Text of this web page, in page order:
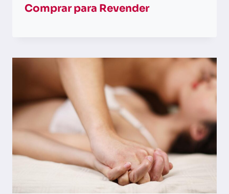
Comprar para Revender